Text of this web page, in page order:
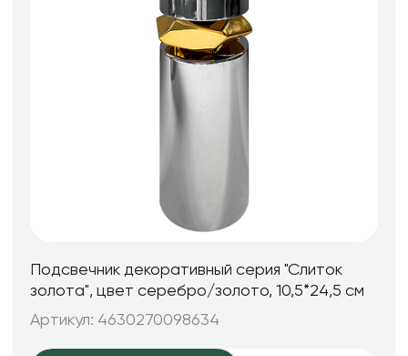
Подсвечник декоративный серия "Слиток
золота", цвет серебро/золото, 10,5*24,5 см
Артикул: 4630270098634